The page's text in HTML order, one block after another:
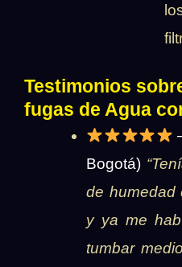
Testimonios
fugas de Agua
Bogotá)
de humedad
y ya me
tumbar